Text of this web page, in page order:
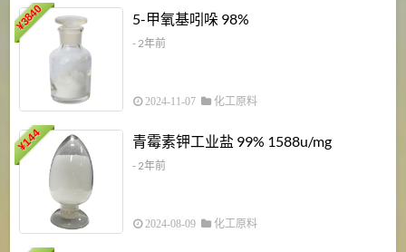
¥
3840 5-甲氧基吲哚 98%
- 2年前
2024-11-07 化工原料
¥
144 青霉素钾工业盐 99% 1588u/mg
- 2年前
2024-08-09 化工原料